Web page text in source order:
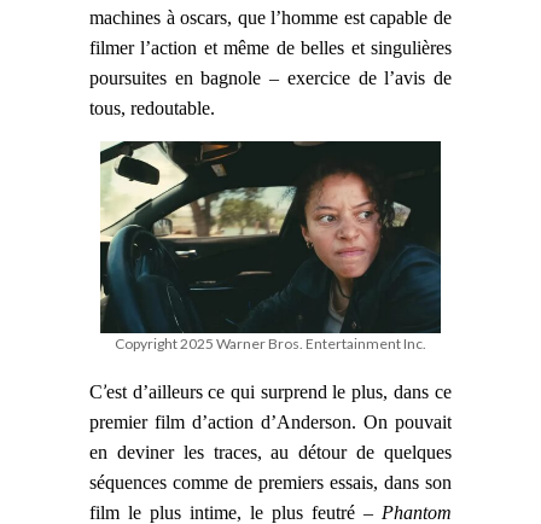
machines à oscars, que l’homme est capable de
filmer l’action et même de belles et singulières
poursuites en bagnole – exercice de l’avis de
tous, redoutable.
Copyright 2025 Warner Bros. Entertainment Inc.
C’est d’ailleurs ce qui surprend le plus, dans ce
premier film d’action d’Anderson. On pouvait
en deviner les traces, au détour de quelques
séquences comme de premiers essais, dans son
film le plus intime, le plus feutré – Phantom